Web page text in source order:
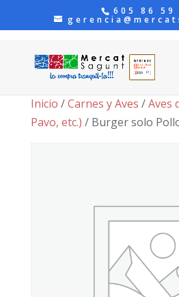
605 86 59
Inicio /Carnes y Aves /Aves
Pavo, etc.) / Burger solo